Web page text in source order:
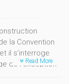
la Convention
il s’interroge
de l’exception
Read More